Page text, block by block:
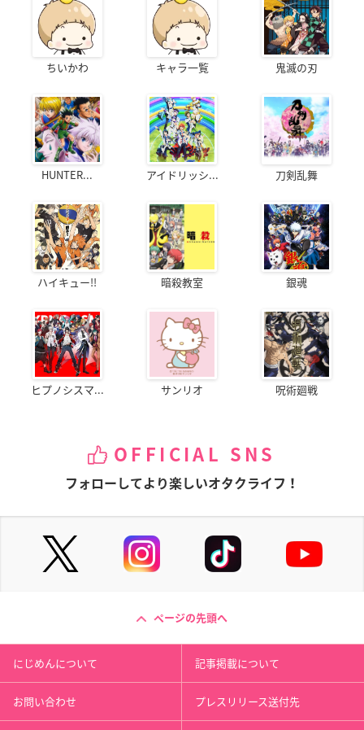
ちいかわ キャラ一覧 鬼滅の刃
HUNTER... アイドリッシ... 刀剣乱舞
ハイキュー!! 暗殺教室 銀魂
ヒプノシスマ... サンリオ 呪術廻戦
OFFICIAL SNS
フォローしてより楽しいオタクライフ！
ページの先頭へ
にじめんについて 記事掲載について
お問い合わせ プレスリリース送付先